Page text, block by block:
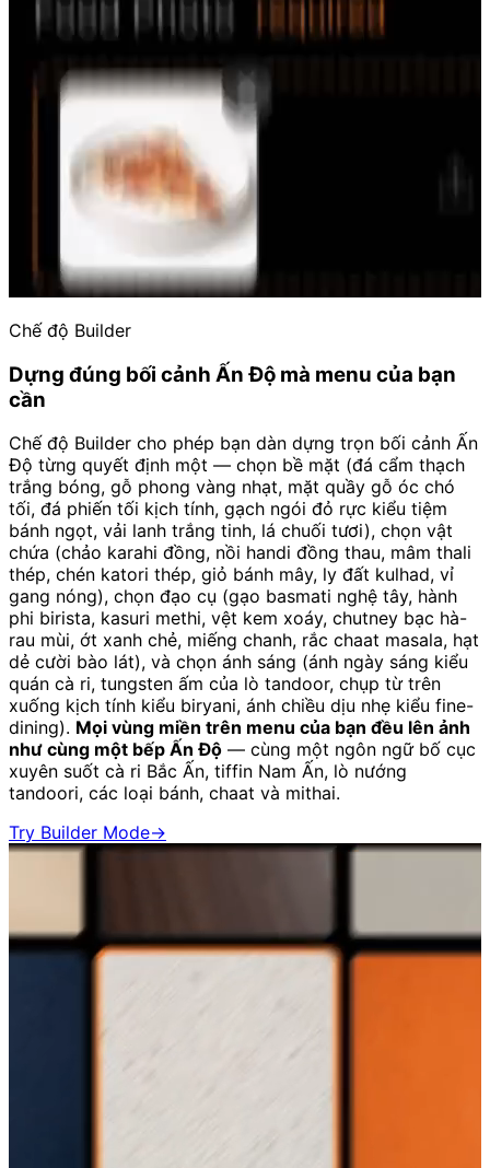
Chế độ Builder
Dựng đúng bối cảnh Ấn Độ mà menu của bạn
cần
Chế độ Builder cho phép bạn dàn dựng trọn bối cảnh Ấn
Độ từng quyết định một — chọn bề mặt (đá cẩm thạch
trắng bóng, gỗ phong vàng nhạt, mặt quầy gỗ óc chó
tối, đá phiến tối kịch tính, gạch ngói đỏ rực kiểu tiệm
bánh ngọt, vải lanh trắng tinh, lá chuối tươi), chọn vật
chứa (chảo karahi đồng, nồi handi đồng thau, mâm thali
thép, chén katori thép, giỏ bánh mây, ly đất kulhad, vỉ
gang nóng), chọn đạo cụ (gạo basmati nghệ tây, hành
phi birista, kasuri methi, vệt kem xoáy, chutney bạc hà-
rau mùi, ớt xanh chẻ, miếng chanh, rắc chaat masala, hạt
dẻ cười bào lát), và chọn ánh sáng (ánh ngày sáng kiểu
quán cà ri, tungsten ấm của lò tandoor, chụp từ trên
xuống kịch tính kiểu biryani, ánh chiều dịu nhẹ kiểu fine-
dining). Mọi vùng miền trên menu của bạn đều lên ảnh
như cùng một bếp Ấn Độ — cùng một ngôn ngữ bố cục
xuyên suốt cà ri Bắc Ấn, tiffin Nam Ấn, lò nướng
tandoori, các loại bánh, chaat và mithai.
Try Builder Mode→